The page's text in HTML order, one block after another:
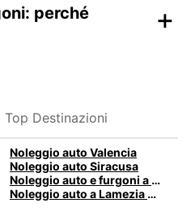
perché
+
Top Destinazioni
Noleggio auto Valencia
Noleggio auto Siracusa
Noleggio auto e furgoni a Pescara
Noleggio auto a Lamezia Terme, Italia